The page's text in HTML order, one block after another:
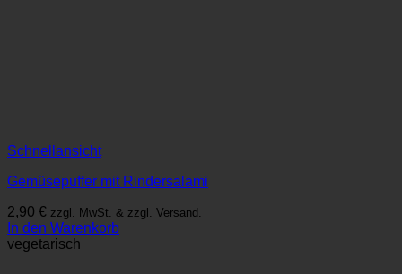
Schnellansicht
Gemüsepuffer mit Rindersalami
2,90 € zzgl. MwSt. & zzgl. Versand.
In den Warenkorb
vegetarisch